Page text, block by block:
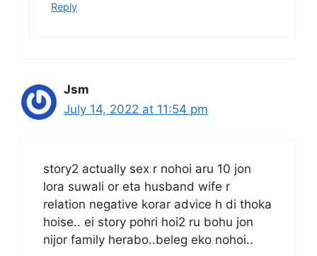
Reply
Jsm
July 14, 2022 at 11:54 pm
story2 actually sex r nohoi aru 10 jon
lora suwali or eta husband wife r
relation negative korar advice h di thoka
hoise.. ei story pohri hoi2 ru bohu jon
nijor family herabo..beleg eko nohoi..